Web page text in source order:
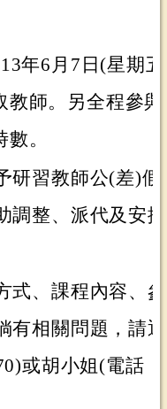
年6月7日(星期
教師。另全程參
。
研習教師公(差)
調整、派代及安
式、課程內容、
有相關問題，請
或胡小姐(電話